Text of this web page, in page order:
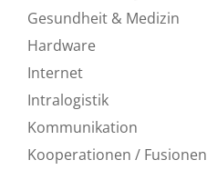
Gesundheit & Medizin
Hardware
Internet
Intralogistik
Kommunikation
Kooperationen / Fusionen